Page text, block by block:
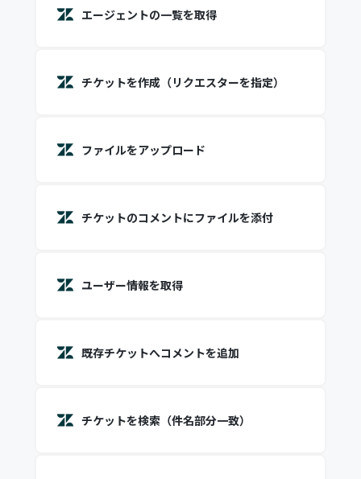
エージェントの一覧を取得
チケットを作成（リクエスターを指定）
ファイルをアップロード
チケットのコメントにファイルを添付
ユーザー情報を取得
既存チケットへコメントを追加
チケットを検索（件名部分一致）